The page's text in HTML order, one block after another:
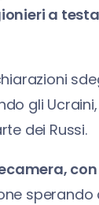
a
gli
dei Russi.